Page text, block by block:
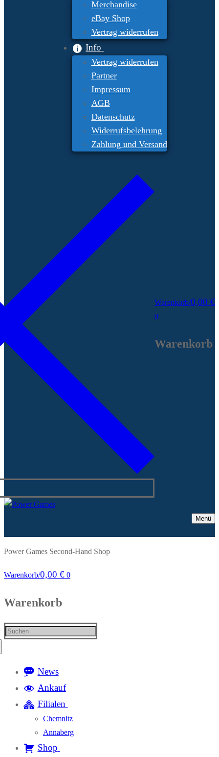
Merchandise
eBay Shop
Vertrag widerrufen
Info
Vertrag widerrufen
Partner
Impressum
AGB
Datenschutz
Widerrufsbelehrung
Zahlung und Versand
Warenkorb/0,00 €
0
Warenkorb
Menü
Power Games Second-Hand Shop
Warenkorb/0,00 € 0
Warenkorb
Suchen
News
Ankauf
Filialen
Chemnitz
Annaberg
Shop